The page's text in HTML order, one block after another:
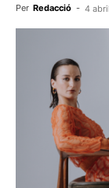
Per Redacció - 4